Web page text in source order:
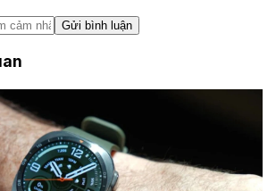
Gửi bình luận